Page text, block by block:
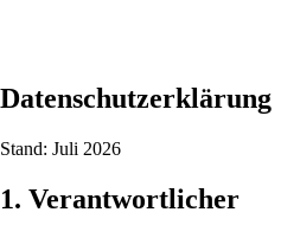
Datenschutzerklärung
Stand: Juli 2026
1. Verantwortlicher